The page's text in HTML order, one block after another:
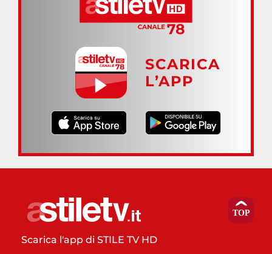
SCARICA
L’APP
Scarica l'app di STILE TV HD